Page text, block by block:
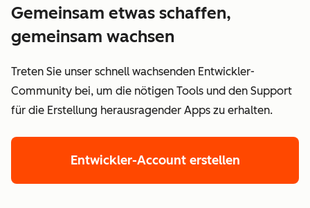
Gemeinsam etwas schaffen,
gemeinsam wachsen
Treten Sie unser schnell wachsenden Entwickler-
Community bei, um die nötigen Tools und den Support
für die Erstellung herausragender Apps zu erhalten.
Entwickler-Account erstellen